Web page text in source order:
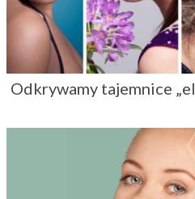
Odkrywamy tajemnice